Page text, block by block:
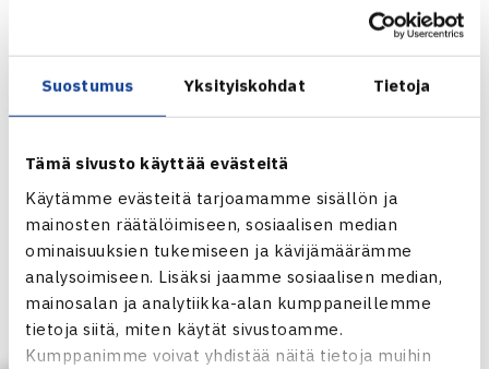
Suostumus Yksityiskohdat Tietoja
Tämä sivusto käyttää evästeitä
Käytämme evästeitä tarjoamamme sisällön ja
mainosten räätälöimiseen, sosiaalisen median
ominaisuuksien tukemiseen ja kävijämäärämme
analysoimiseen. Lisäksi jaamme sosiaalisen median,
mainosalan ja analytiikka-alan kumppaneillemme
tietoja siitä, miten käytät sivustoamme.
Kumppanimme voivat yhdistää näitä tietoja muihin
ATP500-turnaus
31.10.-6.11.2011 Basel, Sveitsi
Kaksinpeli
Baselin ATP500-turnaus verkossa
Pariisin ATP Masters1000 -turnaus verkossa